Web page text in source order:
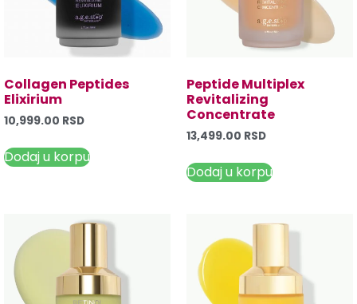
Collagen Peptides
Elixirium
10,999.00 RSD
Dodaj u korpu
Peptide Multiplex
Revitalizing
Concentrate
13,499.00 RSD
Dodaj u korpu